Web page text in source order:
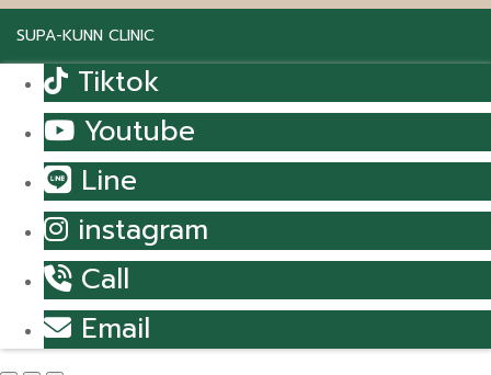
SUPA-KUNN CLINIC
Tiktok
Youtube
Line
instagram
Call
Email